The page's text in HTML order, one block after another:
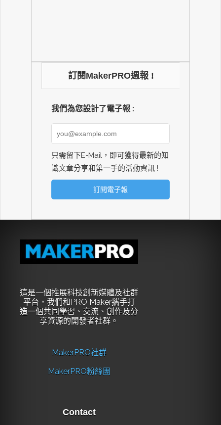
訂閱MakerPRO週報 !
我們為您設計了電子報 :
只需留下E-Mail，即可獲得最新的知
識文章分享和第一手的活動資訊 !
這是一個推展科技創新媒體及社群
平台，我們和PRO Maker攜手打
造一個共同學習、交流、創作及分
享資源的開發者社群。
MakerPRO社群
MakerPRO粉絲團
Contact